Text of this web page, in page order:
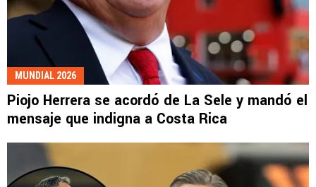
MUNDIAL 2026
Piojo Herrera se acordó de La Sele y mandó el
mensaje que indigna a Costa Rica